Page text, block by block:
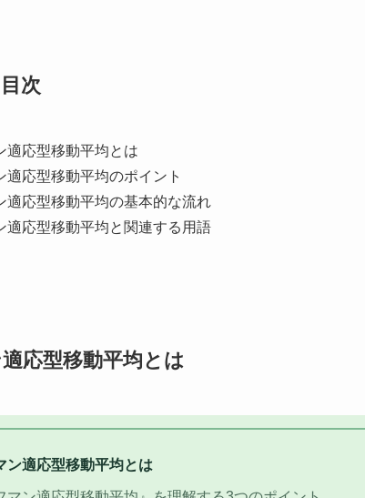
次
適応型移動平均とは
適応型移動平均のポイント
適応型移動平均の基本的な流れ
適応型移動平均と関連する用語
応型移動平均とは
ン適応型移動平均とは